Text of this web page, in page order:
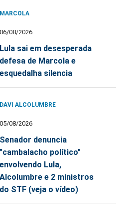
MARCOLA
06/08/2026
Lula sai em desesperada
defesa de Marcola e
esquedalha silencia
DAVI ALCOLUMBRE
05/08/2026
Senador denuncia
"cambalacho político"
envolvendo Lula,
Alcolumbre e 2 ministros
do STF (veja o vídeo)